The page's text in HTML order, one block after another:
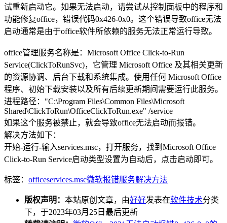
试重新启动它。如果无法启动，请尝试从控制面板中的程序和
功能修复office，错误代码0x426-0x0。这个错误导致office无法
启动通常是由于office软件所依赖的服务无法正常运行导致。
office管理服务名称是：Microsoft Office Click-to-Run
Service(ClickToRunSvc)，它‪管理 Microsoft Office 及其相关更新
的资源协调、后台下载和系统集成。使用任何 Microsoft Office
程序、初始下载安装以及所有后续更新期间需要运行此服务。‬
进程路径："C:\Program Files\Common Files\Microsoft
Shared\ClickToRun\OfficeClickToRun.exe" /service
如果这个服务被禁止，就会导致office无法启动而报错。
解决方法如下：
开始-运行-输入services.msc，打开服务，找到Microsoft Office
Click-to-Run Service启动类型设置为自动后，点击启动即可。
标签： officeservices.msc微软报错服务解决方法
版权声明： 本站原创文章，由好好发表在软件技术分类
下，于2023年03月25日最后更新